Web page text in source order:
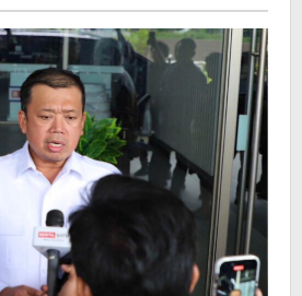
Mata
Rantai
Kemiskinan
Ekstrem